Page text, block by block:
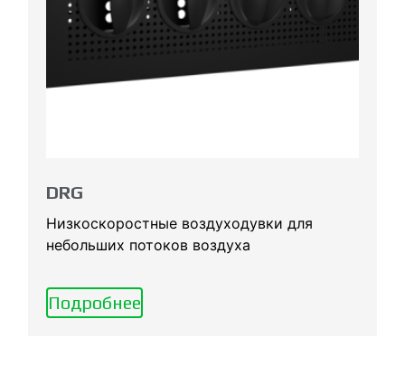
DRG
Низкоскоростные воздуходувки для
небольших потоков воздуха
Подробнее